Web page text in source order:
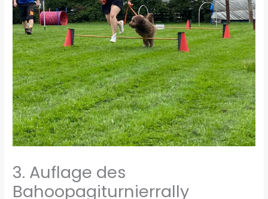
3. Auflage des
Bahoopagiturnierrally